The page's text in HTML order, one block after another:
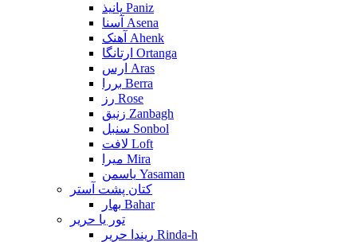
پانیذ Paniz
آسنا Asena
آهنک Ahenk
ارتانگا Ortanga
ارس Aras
بررا Berra
رز Rose
زنبق Zanbagh
سنبل Sonbol
لافت Loft
میرا Mira
یاسمن Yasaman
کتان پشت آستر
بهار Bahar
تور یا حریر
ریندا حریر Rinda-h